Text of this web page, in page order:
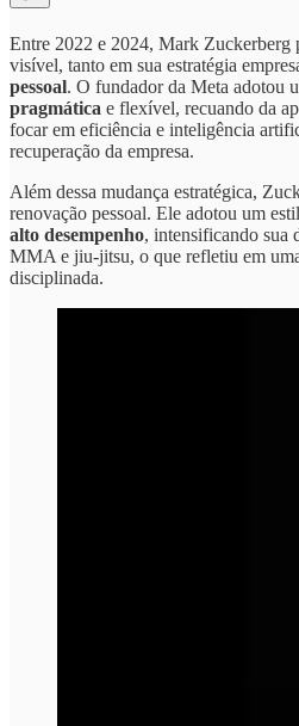
Entre 2022 e 2024, Mark Zuckerberg
visível, tanto em sua estratégia
pessoal. O fundador da Meta adotou
pragmática e flexível, recuando da
focar em eficiência e inteligência
recuperação da empresa.
Além dessa mudança estratégica,
renovação pessoal. Ele adotou um
alto desempenho, intensificando sua
MMA e jiu-jitsu, o que refletiu em
disciplinada.